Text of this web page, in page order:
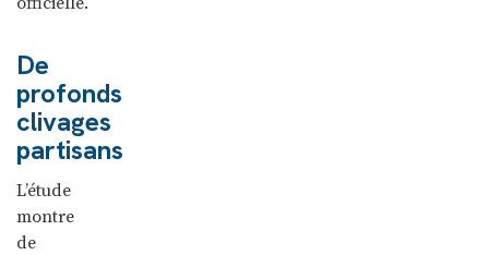
De
profonds
clivages
partisans
L’étude
montre
de